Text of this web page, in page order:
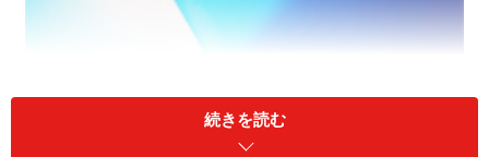
続きを読む